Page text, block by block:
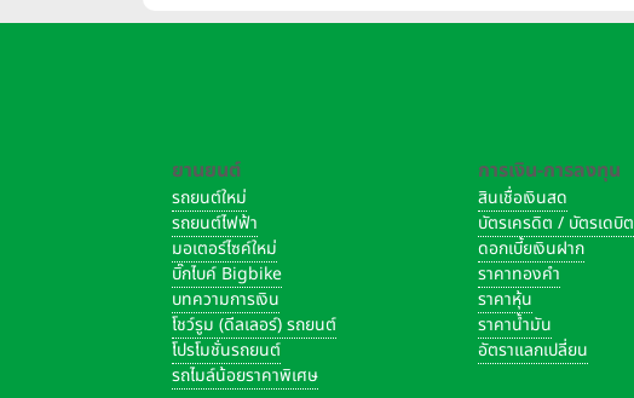
ยานยนต์
รถยนต์ใหม่
รถยนต์ไฟฟ้า
มอเตอร์ไซค์ใหม่
บิ๊กไบค์ Bigbike
บทความการเงิน
โชว์รูม (ดีลเลอร์) รถยนต์
โปรโมชั่นรถยนต์
รถไมล์น้อยราคาพิเศษ
การเงิน-การลงทุน
สินเชื่อเงินสด
บัตรเครดิต / บัตรเดบิต
ดอกเบี้ยเงินฝาก
ราคาทองคำ
ราคาหุ้น
ราคาน้ำมัน
อัตราแลกเปลี่ยน